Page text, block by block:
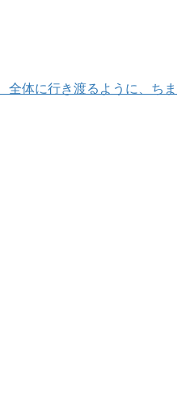
全体に行き渡るように、ちま